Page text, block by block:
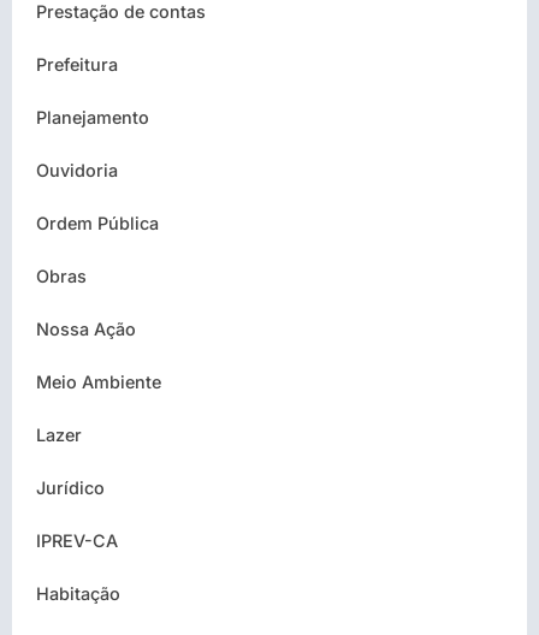
Prestação de contas
Prefeitura
Planejamento
Ouvidoria
Ordem Pública
Obras
Nossa Ação
Meio Ambiente
Lazer
Jurídico
IPREV-CA
Habitação